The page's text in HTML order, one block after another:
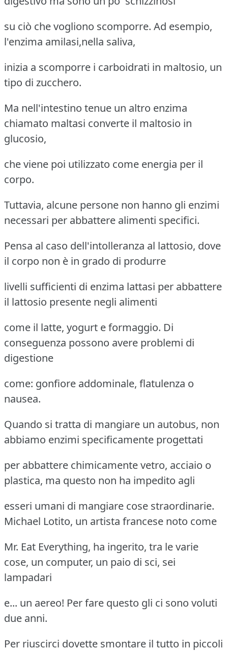
su ciò che vogliono scomporre. Ad esempio,
l'enzima amilasi,nella saliva,
inizia a scomporre i carboidrati in maltosio, un
tipo di zucchero.
Ma nell'intestino tenue un altro enzima
chiamato maltasi converte il maltosio in
glucosio,
che viene poi utilizzato come energia per il
corpo.
Tuttavia, alcune persone non hanno gli enzimi
necessari per abbattere alimenti specifici.
Pensa al caso dell'intolleranza al lattosio, dove
il corpo non è in grado di produrre
livelli sufficienti di enzima lattasi per abbattere
il lattosio presente negli alimenti
come il latte, yogurt e formaggio. Di
conseguenza possono avere problemi di
digestione
come: gonfiore addominale, flatulenza o
nausea.
Quando si tratta di mangiare un autobus, non
abbiamo enzimi specificamente progettati
per abbattere chimicamente vetro, acciaio o
plastica, ma questo non ha impedito agli
esseri umani di mangiare cose straordinarie.
Michael Lotito, un artista francese noto come
Mr. Eat Everything, ha ingerito, tra le varie
cose, un computer, un paio di sci, sei
lampadari
e... un aereo! Per fare questo gli ci sono voluti
due anni.
Per riuscirci dovette smontare il tutto in piccoli